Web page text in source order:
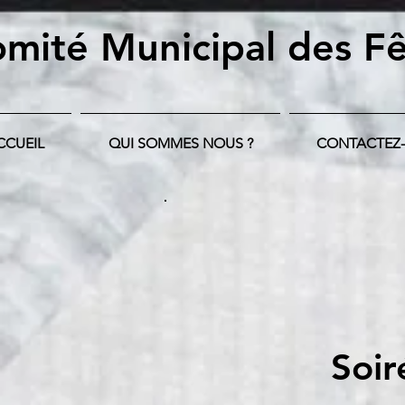
Municipal des
QUI SOMMES NOUS ?